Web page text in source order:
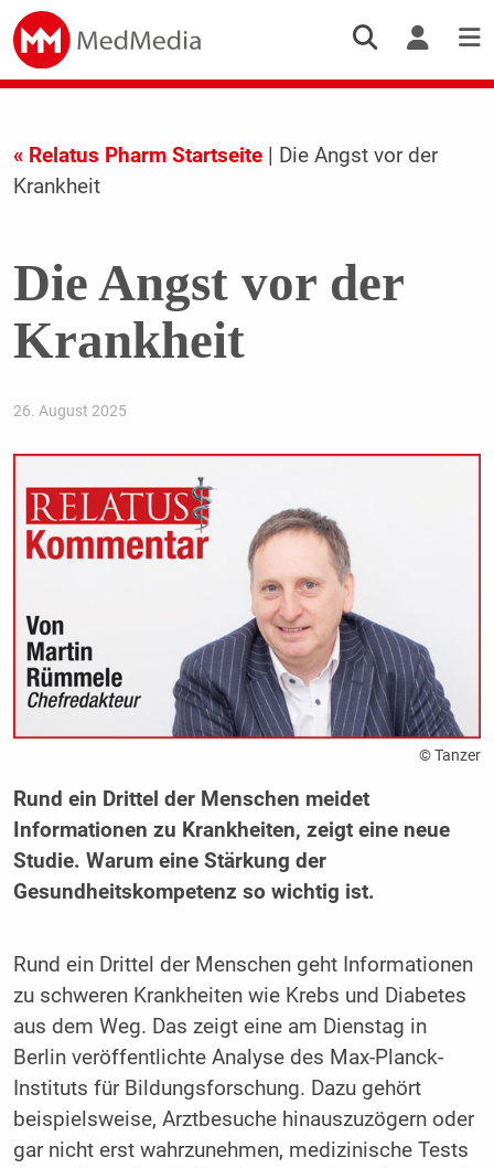
« Relatus Pharm Startseite| Die Angst vor der
Krankheit
Die Angst vor der
Krankheit
26. August 2025
© Tanzer
Rund ein Drittel der Menschen meidet
Informationen zu Krankheiten, zeigt eine neue
Studie. Warum eine Stärkung der
Gesundheitskompetenz so wichtig ist.
Rund ein Drittel der Menschen geht Informationen
zu schweren Krankheiten wie Krebs und Diabetes
aus dem Weg. Das zeigt eine am Dienstag in
Berlin veröffentlichte Analyse des Max-Planck-
Instituts für Bildungsforschung. Dazu gehört
beispielsweise, Arztbesuche hinauszuzögern oder
gar nicht erst wahrzunehmen, medizinische Tests